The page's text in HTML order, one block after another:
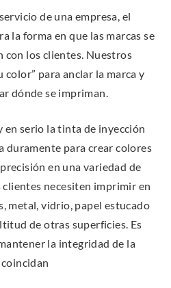
de una empresa, el
la forma en que las marcas se
con los clientes. Nuestros
color” para anclar la marca y
dónde se impriman.
en serio la tinta de inyección
duramente para crear colores
en una variedad de
clientes necesiten imprimir en
metal, vidrio, papel estucado
de otras superficies. Es
la integridad de la